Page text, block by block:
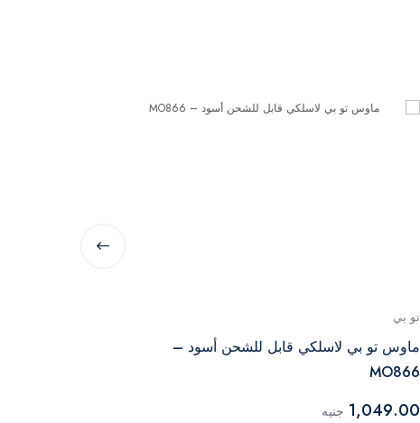
تو بي
ماوس تو بي لاسلكي قابل للشحن أسود –
MO866
1,049.00 جنيه